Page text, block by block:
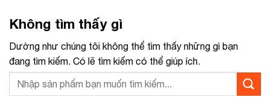
Không tìm thấy gì
Dường như chúng tôi không thể tìm thấy những gì bạn
đang tìm kiếm. Có lẽ tìm kiếm có thể giúp ích.